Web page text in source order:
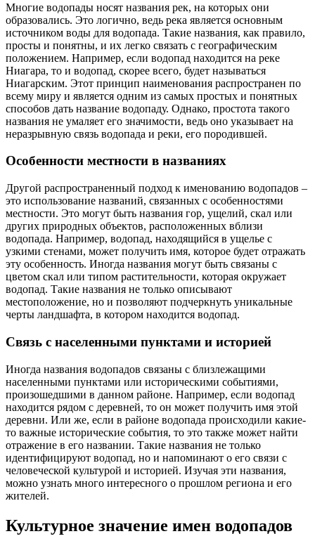
Многие водопады носят названия рек, на которых они
образовались. Это логично, ведь река является основным
источником воды для водопада. Такие названия, как правило,
просты и понятны, и их легко связать с географическим
положением. Например, если водопад находится на реке
Ниагара, то и водопад, скорее всего, будет называться
Ниагарским. Этот принцип наименования распространен по
всему миру и является одним из самых простых и понятных
способов дать название водопаду. Однако, простота такого
названия не умаляет его значимости, ведь оно указывает на
неразрывную связь водопада и реки, его породившей.
Особенности местности в названиях
Другой распространенный подход к именованию водопадов –
это использование названий, связанных с особенностями
местности. Это могут быть названия гор, ущелий, скал или
других природных объектов, расположенных вблизи
водопада. Например, водопад, находящийся в ущелье с
узкими стенами, может получить имя, которое будет отражать
эту особенность. Иногда названия могут быть связаны с
цветом скал или типом растительности, которая окружает
водопад. Такие названия не только описывают
местоположение, но и позволяют подчеркнуть уникальные
черты ландшафта, в котором находится водопад.
Связь с населенными пунктами и историей
Иногда названия водопадов связаны с близлежащими
населенными пунктами или историческими событиями,
произошедшими в данном районе. Например, если водопад
находится рядом с деревней, то он может получить имя этой
деревни. Или же, если в районе водопада происходили какие-
то важные исторические события, то это также может найти
отражение в его названии. Такие названия не только
идентифицируют водопад, но и напоминают о его связи с
человеческой культурой и историей. Изучая эти названия,
можно узнать много интересного о прошлом региона и его
жителей.
Культурное значение имен водопадов